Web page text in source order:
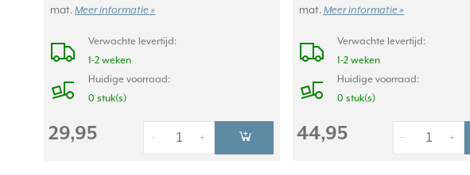
mat. Meer informatie »
Verwachte levertijd:
1-2 weken
Huidige voorraad:
0 stuk(s)
29,95 +
-
mat. Meer informatie »
Verwachte levertijd:
1-2 weken
Huidige voorraad:
0 stuk(s)
44,95 +
-